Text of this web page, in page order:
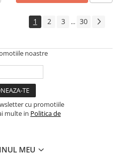
1 2 3 ... 30
noastre
cu promotiile
multe in Politica de
MEU